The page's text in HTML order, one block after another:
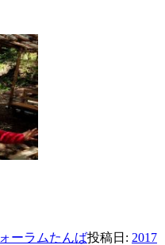
ーラムたんば投稿日: 2017